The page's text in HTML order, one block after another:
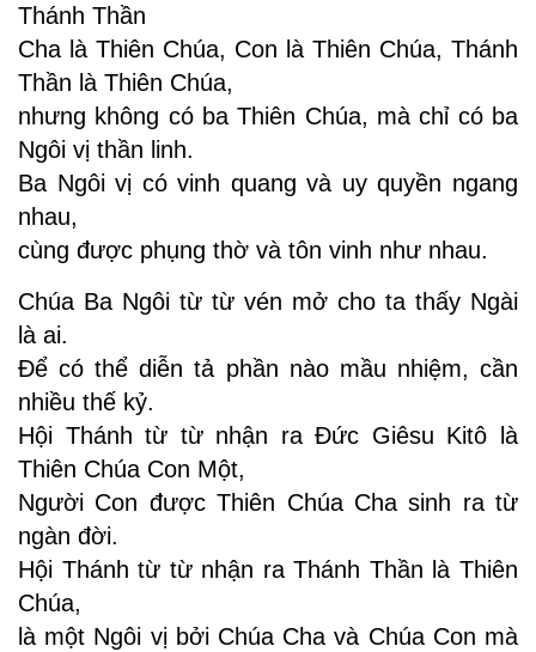
Thánh Thần
Cha là Thiên Chúa, Con là Thiên Chúa, Thánh
Thần là Thiên Chúa,
nhưng không có ba Thiên Chúa, mà chỉ có ba
Ngôi vị thần linh.
Ba Ngôi vị có vinh quang và uy quyền ngang
nhau,
cùng được phụng thờ và tôn vinh như nhau.
Chúa Ba Ngôi từ từ vén mở cho ta thấy Ngài
là ai.
Để có thể diễn tả phần nào mầu nhiệm, cần
nhiều thế kỷ.
Hội Thánh từ từ nhận ra Đức Giêsu Kitô là
Thiên Chúa Con Một,
Người Con được Thiên Chúa Cha sinh ra từ
ngàn đời.
Hội Thánh từ từ nhận ra Thánh Thần là Thiên
Chúa,
là một Ngôi vị bởi Chúa Cha và Chúa Con mà